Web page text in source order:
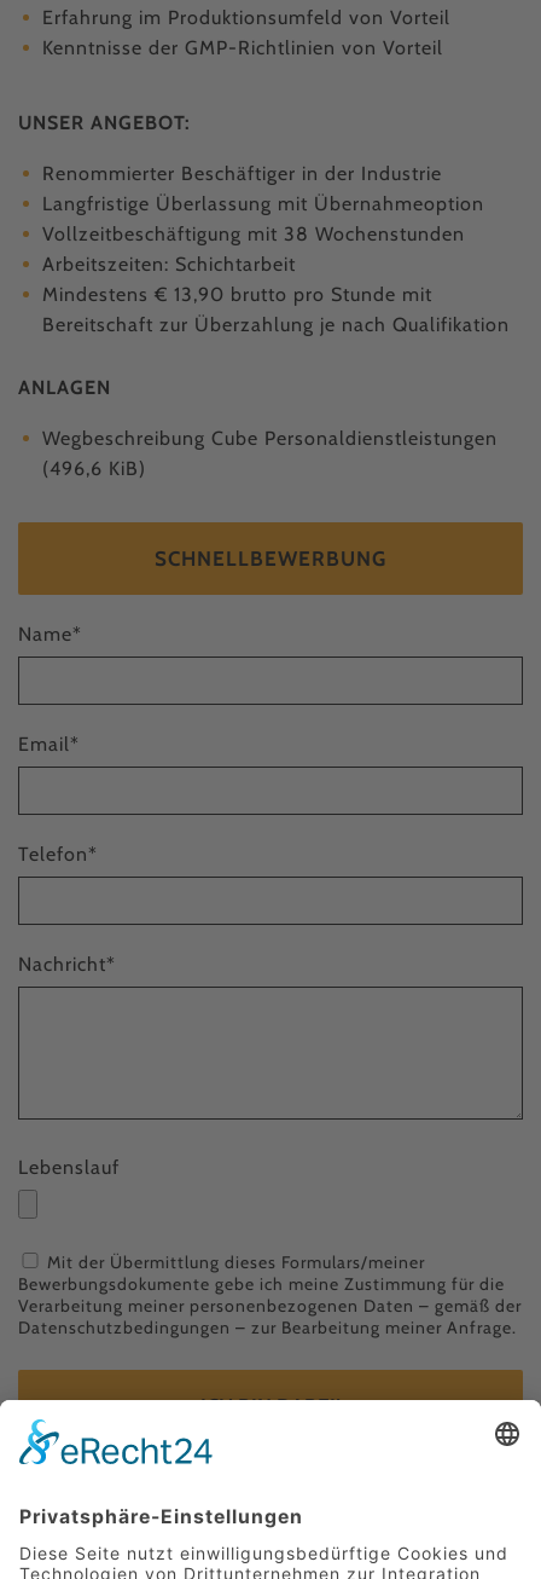
Erfahrung im Produktionsumfeld von Vorteil
Kenntnisse der GMP-Richtlinien von Vorteil
UNSER ANGEBOT:
Renommierter Beschäftiger in der Industrie
Langfristige Überlassung mit Übernahmeoption
Vollzeitbeschäftigung mit 38 Wochenstunden
Arbeitszeiten: Schichtarbeit
Mindestens € 13,90 brutto pro Stunde mit
Bereitschaft zur Überzahlung je nach Qualifikation
ANLAGEN
Wegbeschreibung Cube Personaldienstleistungen
(496,6 KiB)
SCHNELLBEWERBUNG
Name*
Email*
Telefon*
Nachricht*
Lebenslauf
Mit der Übermittlung dieses Formulars/meiner
Bewerbungsdokumente gebe ich meine Zustimmung für die
Verarbeitung meiner personenbezogenen Daten – gemäß der
Datenschutzbedingungen – zur Bearbeitung meiner Anfrage.
ICH BIN DABEI!